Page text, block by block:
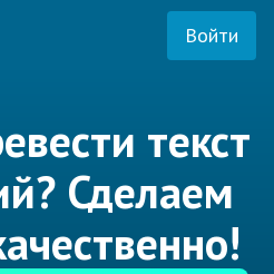
Войти
текст
Сделаем